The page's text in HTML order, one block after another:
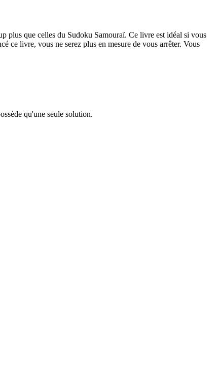
plus que celles du Sudoku Samouraï. Ce livre est idéal si vous
ce livre, vous ne serez plus en mesure de vous arrêter. Vous
qu'une seule solution.